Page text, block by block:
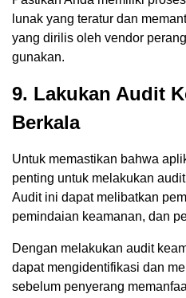
lunak yang teratur dan
yang dirilis oleh vendor
gunakan.
9. Lakukan Audit
Berkala
Untuk memastikan bahwa
penting untuk melakukan
Audit ini dapat melibatkan
pemindaian keamanan, dan
Dengan melakukan audit
dapat mengidentifikasi dan
sebelum penyerang